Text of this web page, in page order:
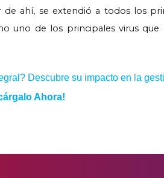
ahí, se extendió a todos los
de los principales virus que
Descubre su impacto en la
Ahora!